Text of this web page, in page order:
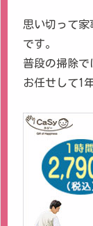
思い切って
です。
普段の掃除
お任せして1